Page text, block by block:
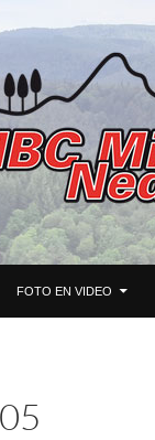
FOTO EN VIDEO